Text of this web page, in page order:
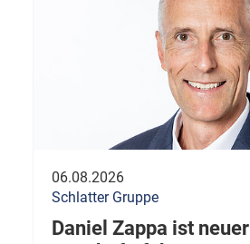
06.08.2026
Schlatter Gruppe
Daniel Zappa ist neuer